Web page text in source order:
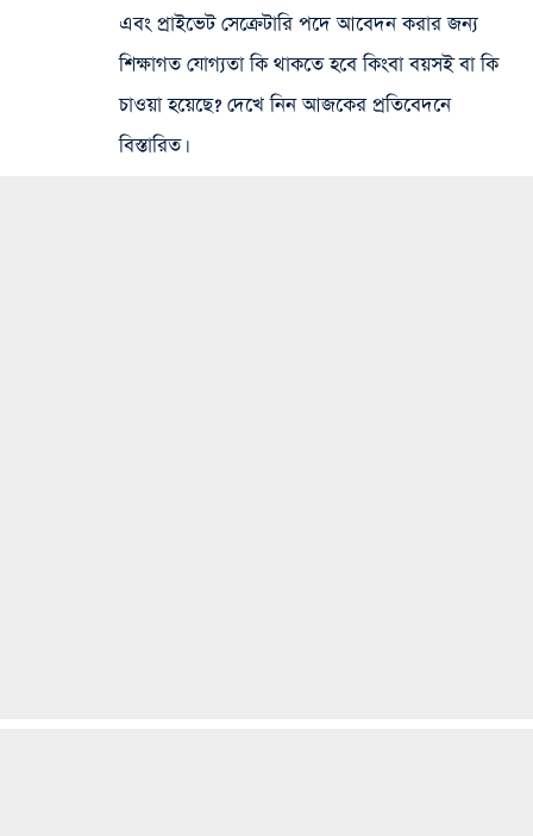
এবং প্রাইভেট সেক্রেটারি পদে আবেদন করার জন্য
শিক্ষাগত যোগ্যতা কি থাকতে হবে কিংবা বয়সই বা কি
চাওয়া হয়েছে? দেখে নিন আজকের প্রতিবেদনে
বিস্তারিত।